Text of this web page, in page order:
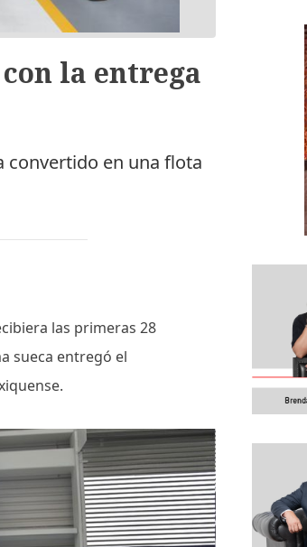
la entrega
convertido en una flota
las primeras 28
sueca entregó el